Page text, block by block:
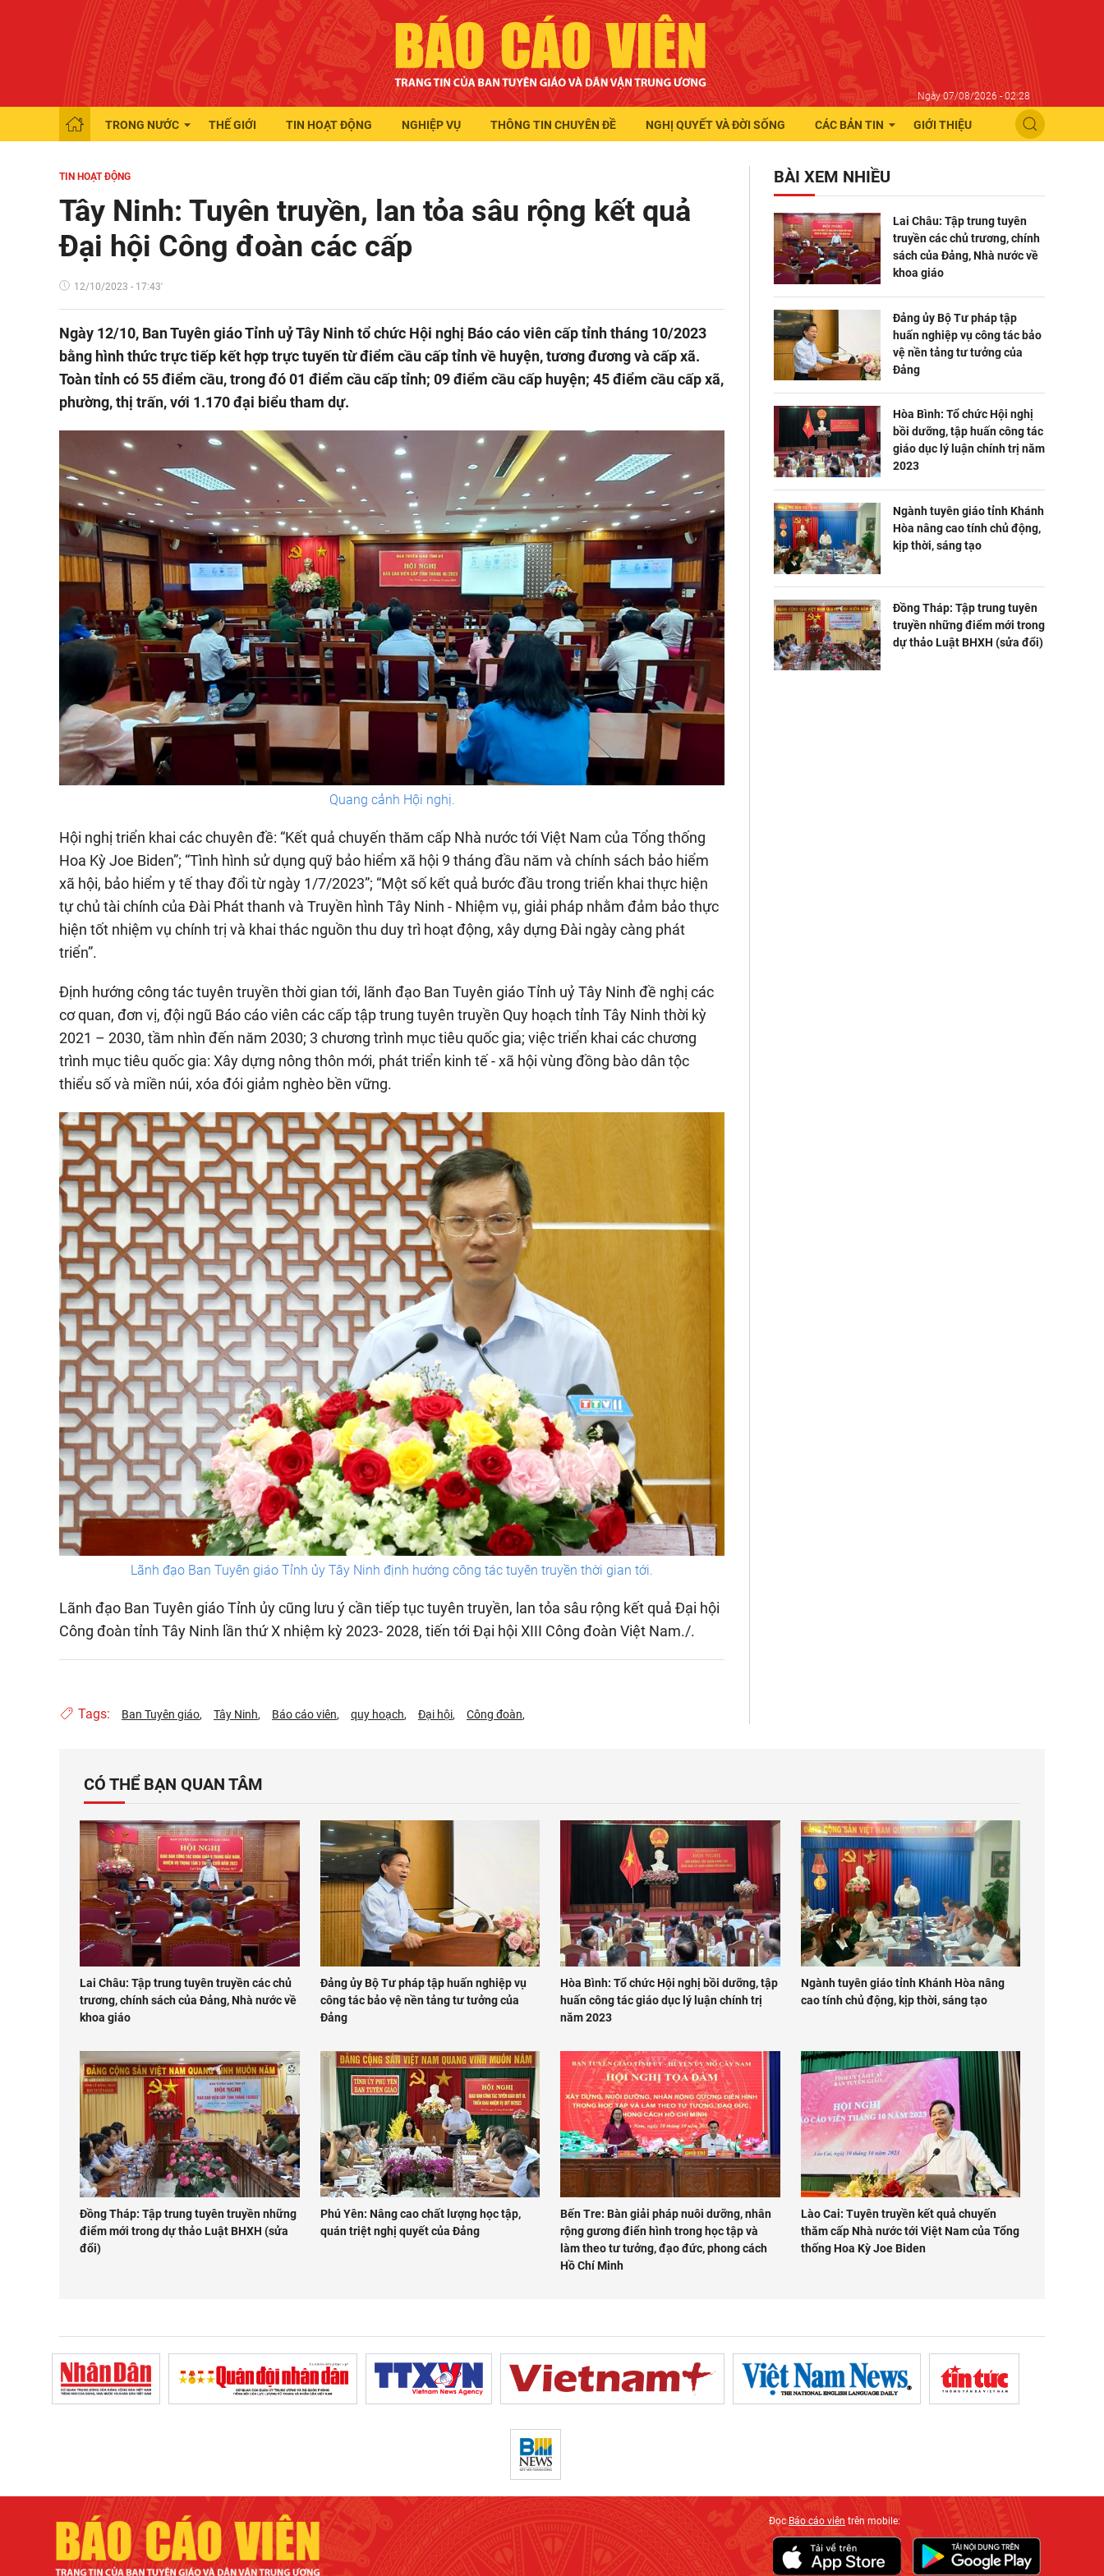
Ngày 07/08/2026 - 02:28
TRONG NƯỚC THẾ GIỚI TIN HOẠT ĐỘNG NGHIỆP VỤ THÔNG TIN CHUYÊN ĐỀ NGHỊ QUYẾT VÀ ĐỜI SỐNG CÁC BẢN TIN GIỚI THIỆU
TIN HOẠT ĐỘNG
Tây Ninh: Tuyên truyền, lan tỏa sâu rộng kết quả
Đại hội Công đoàn các cấp
12/10/2023 - 17:43'
Ngày 12/10, Ban Tuyên giáo Tỉnh uỷ Tây Ninh tổ chức Hội nghị Báo cáo viên cấp tỉnh tháng 10/2023
bằng hình thức trực tiếp kết hợp trực tuyến từ điểm cầu cấp tỉnh về huyện, tương đương và cấp xã.
Toàn tỉnh có 55 điểm cầu, trong đó 01 điểm cầu cấp tỉnh; 09 điểm cầu cấp huyện; 45 điểm cầu cấp xã,
phường, thị trấn, với 1.170 đại biểu tham dự.
Quang cảnh Hội nghị.
Hội nghị triển khai các chuyên đề: “Kết quả chuyến thăm cấp Nhà nước tới Việt Nam của Tổng thống
Hoa Kỳ Joe Biden”; “Tình hình sử dụng quỹ bảo hiểm xã hội 9 tháng đầu năm và chính sách bảo hiểm
xã hội, bảo hiểm y tế thay đổi từ ngày 1/7/2023”; “Một số kết quả bước đầu trong triển khai thực hiện
tự chủ tài chính của Đài Phát thanh và Truyền hình Tây Ninh - Nhiệm vụ, giải pháp nhằm đảm bảo thực
hiện tốt nhiệm vụ chính trị và khai thác nguồn thu duy trì hoạt động, xây dựng Đài ngày càng phát
triển”.
Định hướng công tác tuyên truyền thời gian tới, lãnh đạo Ban Tuyên giáo Tỉnh uỷ Tây Ninh đề nghị các
cơ quan, đơn vị, đội ngũ Báo cáo viên các cấp tập trung tuyên truyền Quy hoạch tỉnh Tây Ninh thời kỳ
2021 – 2030, tầm nhìn đến năm 2030; 3 chương trình mục tiêu quốc gia; việc triển khai các chương
trình mục tiêu quốc gia: Xây dựng nông thôn mới, phát triển kinh tế - xã hội vùng đồng bào dân tộc
thiểu số và miền núi, xóa đói giảm nghèo bền vững.
Lãnh đạo Ban Tuyên giáo Tỉnh ủy Tây Ninh định hướng công tác tuyên truyền thời gian tới.
Lãnh đạo Ban Tuyên giáo Tỉnh ủy cũng lưu ý cần tiếp tục tuyên truyền, lan tỏa sâu rộng kết quả Đại hội
Công đoàn tỉnh Tây Ninh lần thứ X nhiệm kỳ 2023- 2028, tiến tới Đại hội XIII Công đoàn Việt Nam./.
Tags: Ban Tuyên giáo Tây Ninh Báo cáo viên quy hoạch Đại hội Công đoàn
BÀI XEM NHIỀU
Lai Châu: Tập trung tuyên
truyền các chủ trương, chính
sách của Đảng, Nhà nước về
khoa giáo
Đảng ủy Bộ Tư pháp tập
huấn nghiệp vụ công tác bảo
vệ nền tảng tư tưởng của
Đảng
Hòa Bình: Tổ chức Hội nghị
bồi dưỡng, tập huấn công tác
giáo dục lý luận chính trị năm
2023
Ngành tuyên giáo tỉnh Khánh
Hòa nâng cao tính chủ động,
kịp thời, sáng tạo
Đồng Tháp: Tập trung tuyên
truyền những điểm mới trong
dự thảo Luật BHXH (sửa đổi)
CÓ THỂ BẠN QUAN TÂM
Lai Châu: Tập trung tuyên truyền các chủ
trương, chính sách của Đảng, Nhà nước về
khoa giáo
Đảng ủy Bộ Tư pháp tập huấn nghiệp vụ
công tác bảo vệ nền tảng tư tưởng của
Đảng
Hòa Bình: Tổ chức Hội nghị bồi dưỡng, tập
huấn công tác giáo dục lý luận chính trị
năm 2023
Ngành tuyên giáo tỉnh Khánh Hòa nâng
cao tính chủ động, kịp thời, sáng tạo
Đồng Tháp: Tập trung tuyên truyền những
điểm mới trong dự thảo Luật BHXH (sửa
đổi)
Phú Yên: Nâng cao chất lượng học tập,
quán triệt nghị quyết của Đảng
Bến Tre: Bàn giải pháp nuôi dưỡng, nhân
rộng gương điển hình trong học tập và
làm theo tư tưởng, đạo đức, phong cách
Hồ Chí Minh
Lào Cai: Tuyên truyền kết quả chuyến
thăm cấp Nhà nước tới Việt Nam của Tổng
thống Hoa Kỳ Joe Biden
ĐọcBáo cáo viên trên mobile: